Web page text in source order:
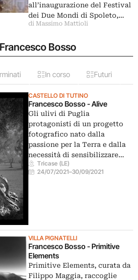
all’inaugurazione del Festival
dei Due Mondi di Spoleto,…
di Massimo Mattioli
Bosso
In corso Futuri
CASTELLO DI TUTINO
Francesco Bosso - Alive
Gli ulivi di Puglia
protagonisti di un progetto
fotografico nato dalla
passione per la Terra e dalla
necessità di sensibilizzare…
Tricase (LE)
24/07/2021–30/09/2021
VILLA PIGNATELLI
Francesco Bosso - Primitive
Elements
Primitive Elements, curata da
Filippo Maggia, raccoglie